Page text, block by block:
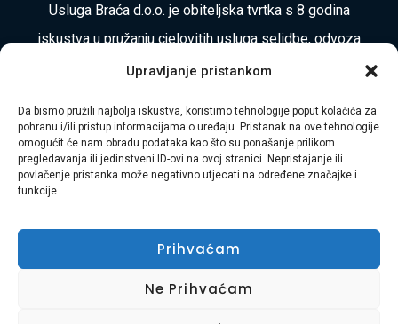
Upravljanje pristankom
Da bismo pružili najbolja iskustva, koristimo tehnologije poput kolačića za
pohranu i/ili pristup informacijama o uređaju. Pristanak na ove tehnologije
omogućit će nam obradu podataka kao što su ponašanje prilikom
pregledavanja ili jedinstveni ID-ovi na ovoj stranici. Nepristajanje ili
povlačenje pristanka može negativno utjecati na određene značajke i
funkcije.
Prihvaćam
Ne Prihvaćam
Usluga Braća d.o.o. je obiteljska tvrtka s 8 godina
iskustva u pružanju cjelovitih usluga selidbe, odvoza
otpada, čišćenja i uređenja okoliša diljem
vaša bezbrižnost i zadovoljstvo.
Adresa:Plase 45, 51000 RIJEKA
Hasibmurtez11@gmail.com